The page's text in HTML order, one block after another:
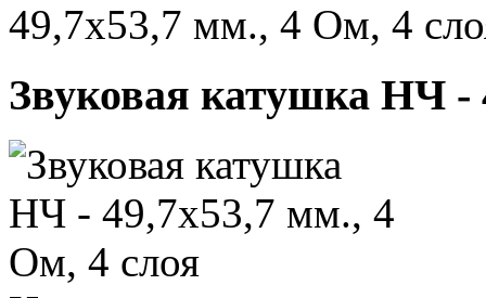
49,7х53,7 мм., 4 Ом, 4
Звуковая катушка НЧ -